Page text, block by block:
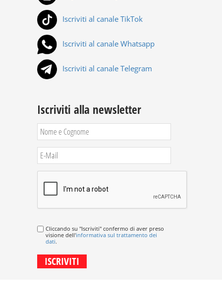
Iscriviti al canale TikTok
Iscriviti al canale Whatsapp
Iscriviti al canale Telegram
Iscriviti alla newsletter
Cliccando su "Iscriviti" confermo di aver preso
visione dell'informativa sul trattamento dei
dati.